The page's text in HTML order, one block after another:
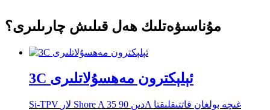
مۇناسىۋەتلىك ھەل قىلىش چارىلىرى؟
3C ئېلېكترون مەھسۇلاتلىرى
Si-TPV لار Shore A 35 دىن 90A غىچە بولغان قاتتىقلىقتا